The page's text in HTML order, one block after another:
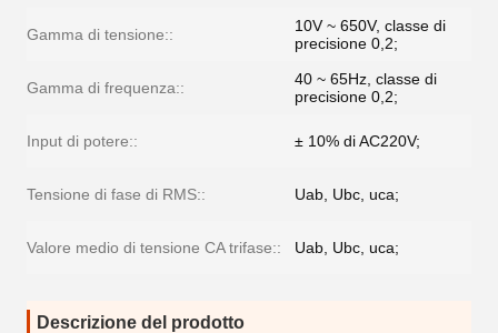
Gamma di tensione::
10V ~ 650V, classe di
precisione 0,2;
Gamma di frequenza::
40 ~ 65Hz, classe di
precisione 0,2;
Input di potere:: ± 10% di AC220V;
Tensione di fase di RMS:: Uab, Ubc, uca;
Valore medio di tensione CA trifase:: Uab, Ubc, uca;
Descrizione del prodotto